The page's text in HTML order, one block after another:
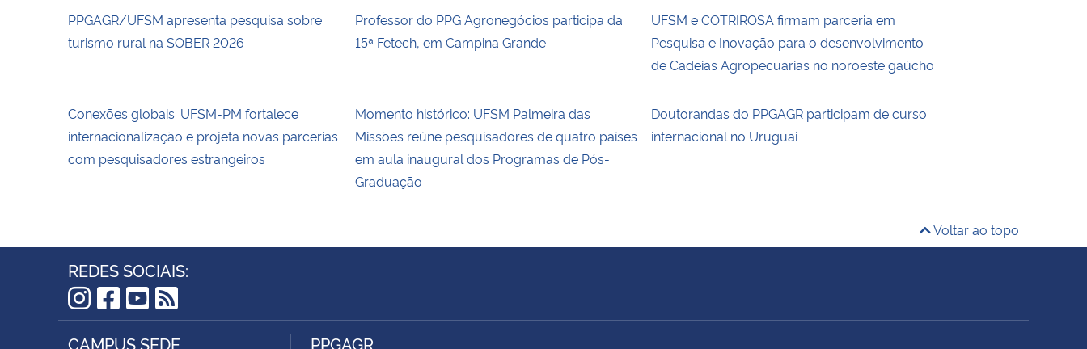
PPGAGR/UFSM apresenta pesquisa sobre
turismo rural na SOBER 2026
Professor do PPG Agronegócios participa da
15ª Fetech, em Campina Grande
UFSM e COTRIROSA firmam parceria em
Pesquisa e Inovação para o desenvolvimento
de Cadeias Agropecuárias no noroeste gaúcho
Conexões globais: UFSM-PM fortalece
internacionalização e projeta novas parcerias
com pesquisadores estrangeiros
Momento histórico: UFSM Palmeira das
Missões reúne pesquisadores de quatro países
em aula inaugural dos Programas de Pós-
Graduação
Doutorandas do PPGAGR participam de curso
internacional no Uruguai
Voltar ao topo
REDES SOCIAIS:
Instagram
Facebook
YouTube
RSS
CAMPUS SEDE PPGAGR